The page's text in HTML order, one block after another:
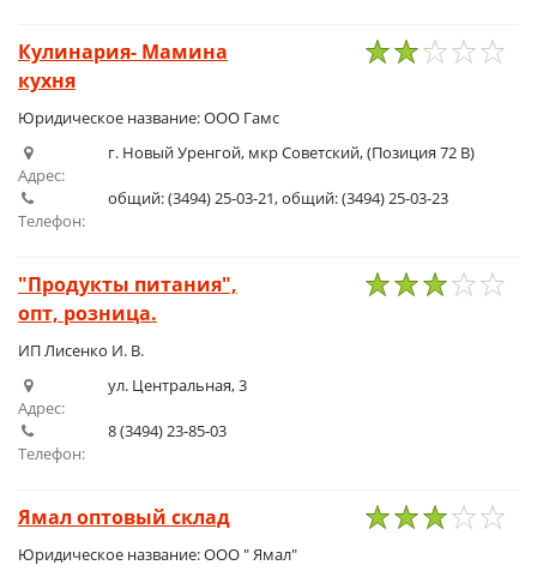
Кулинария- Мамина
кухня
Юридическое название: ООО Гамс
Адрес:
г. Новый Уренгой, мкр Советский, (Позиция 72 В)
Телефон:
общий: (3494) 25-03-21, общий: (3494) 25-03-23
"Продукты питания",
опт, розница.
ИП Лисенко И. В.
Адрес:
ул. Центральная, 3
Телефон:
8 (3494) 23-85-03
Ямал оптовый склад
Юридическое название: ООО " Ямал"